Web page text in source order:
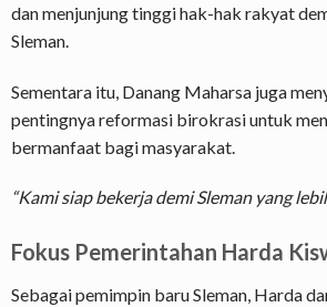
dan menjunjung tinggi hak-hak rakyat
Sleman.
Sementara itu, Danang Maharsa juga
pentingnya reformasi birokrasi untuk
bermanfaat bagi masyarakat.
“Kami siap bekerja demi Sleman yang
Fokus Pemerintahan Harda
Sebagai pemimpin baru Sleman, Harda